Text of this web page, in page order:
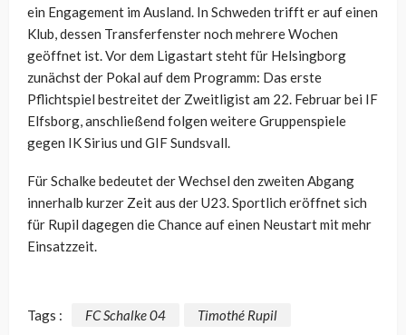
ein Engagement im Ausland. In Schweden trifft er auf einen
Klub, dessen Transferfenster noch mehrere Wochen
geöffnet ist. Vor dem Ligastart steht für Helsingborg
zunächst der Pokal auf dem Programm: Das erste
Pflichtspiel bestreitet der Zweitligist am 22. Februar bei IF
Elfsborg, anschließend folgen weitere Gruppenspiele
gegen IK Sirius und GIF Sundsvall.
Für Schalke bedeutet der Wechsel den zweiten Abgang
innerhalb kurzer Zeit aus der U23. Sportlich eröffnet sich
für Rupil dagegen die Chance auf einen Neustart mit mehr
Einsatzzeit.
Tags : FC Schalke 04 Timothé Rupil